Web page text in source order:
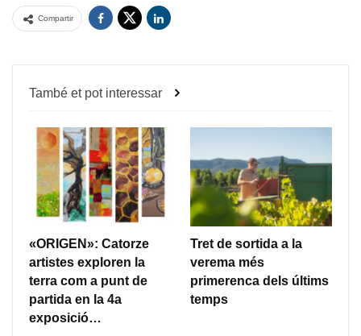
Compartir
També et pot interessar
«ORIGEN»: Catorze
artistes exploren la
terra com a punt de
partida en la 4a
exposició…
Tret de sortida a la
verema més
primerenca dels últims
temps